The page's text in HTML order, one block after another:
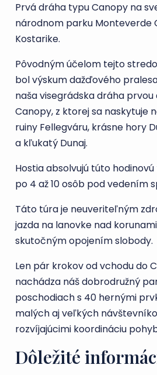
Prvá dráha typu Canopy na
národnom parku Monteverde
Kostarike.
Pôvodným účelom tejto
bol výskum dažďového
naša visegrádska dráha
Canopy, z ktorej sa naskytuje
ruiny Fellegváru, krásne hory
a kľukatý Dunaj.
Hostia absolvujú túto
po 4 až 10 osôb pod vedením
Táto túra je neuveriteľným
jazda na lanovke nad
skutočným opojením slobody.
Len pár krokov od vchodu do
nachádza náš dobrodružný
poschodiach s 40 hernými
malých aj veľkých
rozvíjajúcimi koordináciu
Dôležité